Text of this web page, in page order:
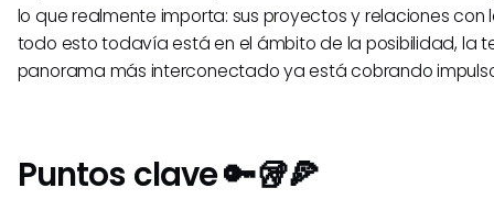
lo que realmente importa: sus proyectos y relaciones con
todo esto todavía está en el ámbito de la posibilidad, la
panorama más interconectado ya está cobrando
Puntos clave 🔑🥡🍕